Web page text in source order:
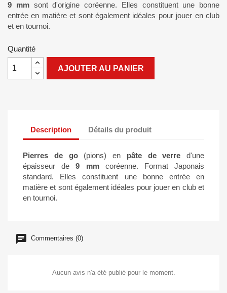
9 mmsont d'origine coréenne. Elles constituent une bonne
entrée en matière et sont également idéales pour jouer en club
et en tournoi.
Quantité
AJOUTER AU PANIER
Description Détails du produit
Pierres de go(pions) en pâte de verre d'une
épaisseur de9 mmcoréenne. Format Japonais
standard. Elles constituent une bonne entrée en
matière et sont également idéales pour jouer en club et
en tournoi.
Commentaires (0)
Aucun avis n'a été publié pour le moment.